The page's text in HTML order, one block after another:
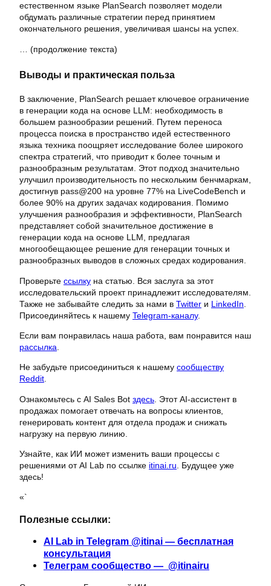
естественном языке PlanSearch позволяет модели
обдумать различные стратегии перед принятием
окончательного решения, увеличивая шансы на успех.
… (продолжение текста)
Выводы и практическая польза
В заключение, PlanSearch решает ключевое ограничение
в генерации кода на основе LLM: необходимость в
большем разнообразии решений. Путем переноса
процесса поиска в пространство идей естественного
языка техника поощряет исследование более широкого
спектра стратегий, что приводит к более точным и
разнообразным результатам. Этот подход значительно
улучшил производительность по нескольким бенчмаркам,
достигнув pass@200 на уровне 77% на LiveCodeBench и
более 90% на других задачах кодирования. Помимо
улучшения разнообразия и эффективности, PlanSearch
представляет собой значительное достижение в
генерации кода на основе LLM, предлагая
многообещающее решение для генерации точных и
разнообразных выводов в сложных средах кодирования.
Проверьте ссылку на статью. Вся заслуга за этот
исследовательский проект принадлежит исследователям.
Также не забывайте следить за нами в Twitter и LinkedIn
Присоединяйтесь к нашему Telegram-каналу.
Если вам понравилась наша работа, вам понравится наш
рассылка
Не забудьте присоединиться к нашему сообществу
Reddit.
Ознакомьтесь с AI Sales Bot здесь . Этот AI-ассистент в
продажах помогает отвечать на вопросы клиентов,
генерировать контент для отдела продаж и снижать
нагрузку на первую линию.
Узнайте, как ИИ может изменить ваши процессы с
решениями от AI Lab по ссылке itinai.ru . Будущее уже
здесь!
«`
Полезные ссылки:
AI Lab in Telegram @itinai — бесплатная
консультация
Телеграм сообщество — @itinairu